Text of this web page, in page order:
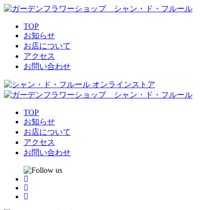
TOP
お知らせ
お店について
アクセス
お問い合わせ
TOP
お知らせ
お店について
アクセス
お問い合わせ